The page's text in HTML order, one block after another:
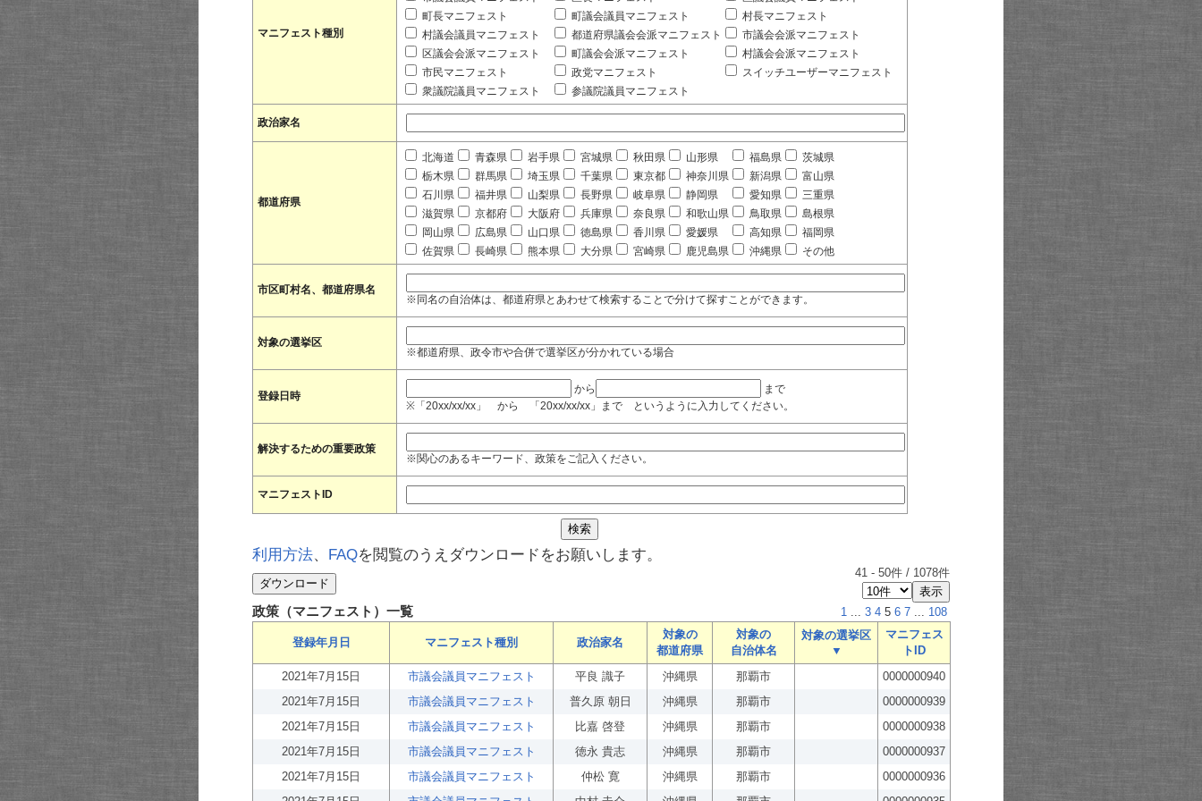
マニフェスト種別
町長マニフェスト
町議会議員マニフェスト
村長マニフェスト
村議会議員マニフェスト
都道府県議会会派マニフェスト
市議会会派マニフェスト
区議会会派マニフェスト
町議会会派マニフェスト
村議会会派マニフェスト
市民マニフェスト
政党マニフェスト
スイッチユーザーマニフェスト
衆議院議員マニフェスト
参議院議員マニフェスト
政治家名
都道府県
北海道 青森県 岩手県 宮城県 秋田県 山形県 福島県
茨城県
栃木県
群馬県 埼玉県 千葉県 東京都 神奈川県 新潟県
富山県
石川県
福井県 山梨県 長野県 岐阜県 静岡県 愛知県
三重県
滋賀県
京都府 大阪府 兵庫県 奈良県 和歌山県 鳥取県
島根県
岡山県
広島県 山口県 徳島県 香川県 愛媛県 高知県
福岡県
佐賀県
長崎県 熊本県 大分県 宮崎県 鹿児島県 沖縄県 その他
市区町村名、都道府県名
※同名の自治体は、都道府県とあわせて検索することで分けて探すことができます。
対象の選挙区
※都道府県、政令市や合併で選挙区が分かれている場合
登録日時
から
まで
※「20xx/xx/xx」 から 「20xx/xx/xx」まで というように入力してください。
解決するための重要政策
※関心のあるキーワード、政策をご記入ください。
マニフェストID
利用方法、 FAQを閲覧のうえダウンロードをお願いします。
41 - 50件 / 1078件
政策（マニフェスト）一覧 1 ... 3 4 5 6 7 ... 108
登録年月日 マニフェスト種別 政治家名
対象の
都道府県
対象の
自治体名
対象の選挙区
▼
マニフェス
トID
2021年7月15日
市議会議員マニフェスト 平良 識子 沖縄県 那覇市
0000000940
2021年7月15日
市議会議員マニフェスト 普久原 朝日 沖縄県 那覇市
0000000939
2021年7月15日
市議会議員マニフェスト 比嘉 啓登 沖縄県 那覇市
0000000938
2021年7月15日
市議会議員マニフェスト 徳永 貴志 沖縄県 那覇市
0000000937
2021年7月15日
市議会議員マニフェスト 仲松 寛 沖縄県 那覇市
0000000936